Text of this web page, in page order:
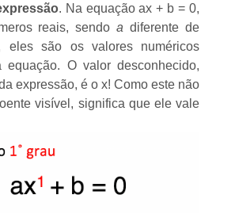
. Na equação ax + b = 0,
reais, sendoadiferente de
eles são os valores numéricos
equação. O valor desconhecido,
expressão, é o x! Como este não
visível, significa que ele vale